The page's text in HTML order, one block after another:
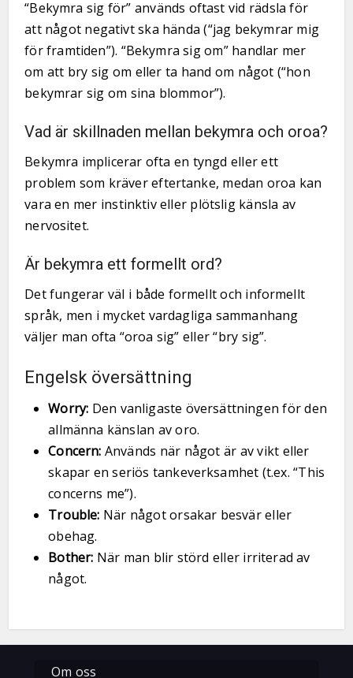
“Bekymra sig för” används oftast vid rädsla för
att något negativt ska hända (“jag bekymrar mig
för framtiden”). “Bekymra sig om” handlar mer
om att bry sig om eller ta hand om något (“hon
bekymrar sig om sina blommor”).
Vad är skillnaden mellan bekymra och oroa?
Bekymra implicerar ofta en tyngd eller ett
problem som kräver eftertanke, medan oroa kan
vara en mer instinktiv eller plötslig känsla av
nervositet.
Är bekymra ett formellt ord?
Det fungerar väl i både formellt och informellt
språk, men i mycket vardagliga sammanhang
väljer man ofta “oroa sig” eller “bry sig”.
Engelsk översättning
Worry: Den vanligaste översättningen för den
allmänna känslan av oro.
Concern: Används när något är av vikt eller
skapar en seriös tankeverksamhet (t.ex. “This
concerns me”).
Trouble: När något orsakar besvär eller
obehag.
Bother: När man blir störd eller irriterad av
något.
Om oss